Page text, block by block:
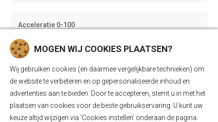
Acceleratie 0-100
4.7 sec
Topsnelheid
180 km/u
MOGEN WIJ COOKIES PLAATSEN?
Wij gebruiken cookies (en daarmee vergelijkbare technieken) om
de website te verbeteren en op gepersonaliseerde inhoud en
advertenties aan te bieden. Door te accepteren, stemt u in met het
plaatsen van cookies voor de beste gebruikservaring. U kunt uw
keuze altijd wijzigen via 'Cookies instellen' onderaan de pagina.